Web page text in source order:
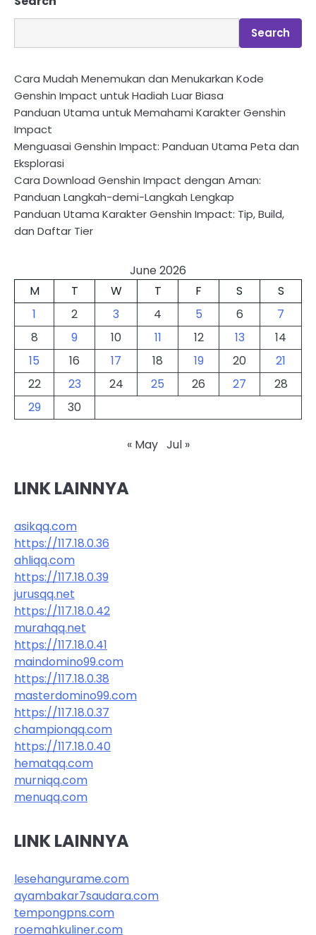
navigation
Search
Cara Mudah Menemukan dan Menukarkan Kode
Genshin Impact untuk Hadiah Luar Biasa
Panduan Utama untuk Memahami Karakter Genshin
Impact
Menguasai Genshin Impact: Panduan Utama Peta dan
Eksplorasi
Cara Download Genshin Impact dengan Aman:
Panduan Langkah-demi-Langkah Lengkap
Panduan Utama Karakter Genshin Impact: Tip, Build,
dan Daftar Tier
June 2026
M
T W T F S
S
1
2 3 4 5 6
7
8
9 10 11 12 13
14
15
16 17 18 19 20
21
22
23 24 25 26 27
28
29
30
« May Jul »
LINK LAINNYA
asikqq.com
https://117.18.0.36
ahliqq.com
https://117.18.0.39
jurusqq.net
https://117.18.0.42
murahqq.net
https://117.18.0.41
maindomino99.com
https://117.18.0.38
masterdomino99.com
https://117.18.0.37
championqq.com
https://117.18.0.40
hematqq.com
murniqq.com
menuqq.com
LINK LAINNYA
lesehangurame.com
ayambakar7saudara.com
tempongpns.com
roemahkuliner.com